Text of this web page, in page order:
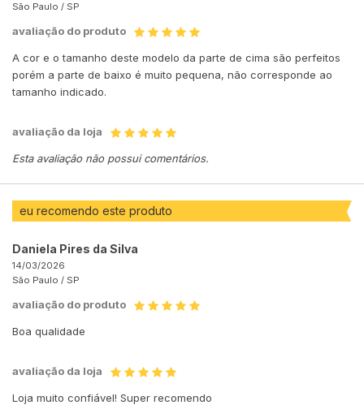
São Paulo / SP
avaliação do produto
A cor e o tamanho deste modelo da parte de cima são perfeitos
porém a parte de baixo é muito pequena, não corresponde ao
tamanho indicado.
avaliação da loja
Esta avaliação não possui comentários.
eu recomendo este produto
Daniela Pires da Silva
14/03/2026
São Paulo / SP
avaliação do produto
Boa qualidade
avaliação da loja
Loja muito confiável! Super recomendo